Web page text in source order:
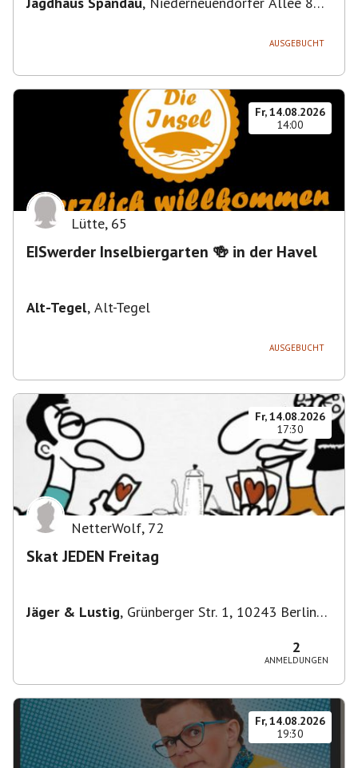
AUSGEBUCHT
Fr, 14.08.2026
14:00
Lütte, 65
EISwerder Inselbiergarten 🍻 in der Havel
Alt-Tegel, Alt-Tegel
AUSGEBUCHT
Fr, 14.08.2026
17:30
NetterWolf, 72
Skat JEDEN Freitag
Jäger & Lustig, Grünberger Str. 1, 10243 Berlin-
2
ANMELDUNGEN
Fr, 14.08.2026
19:30